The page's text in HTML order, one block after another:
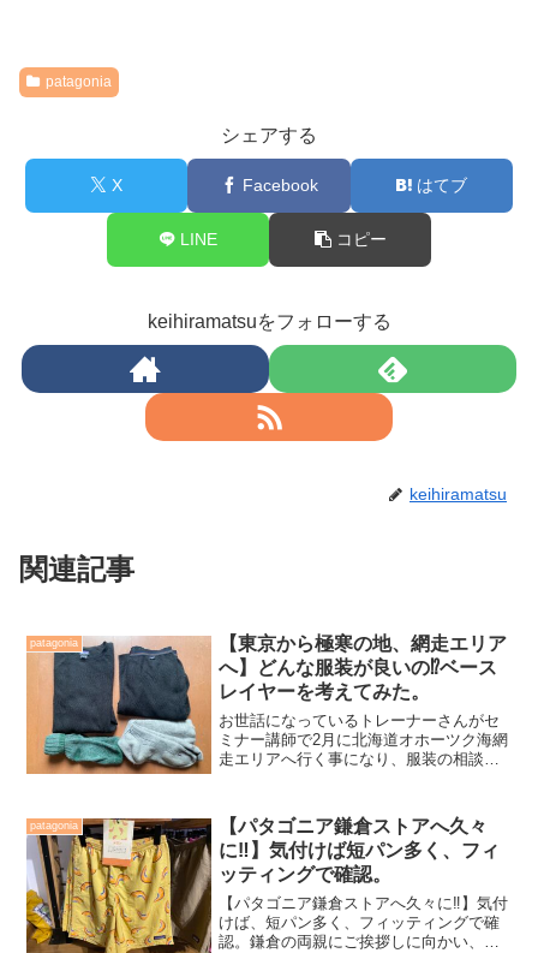
patagonia
シェアする
X Facebook はてブ
LINE コピー
keihiramatsuをフォローする
keihiramatsu
関連記事
patagonia
【東京から極寒の地、網走エリア
へ】どんな服装が良いの⁉️ベース
レイヤーを考えてみた。
お世話になっているトレーナーさんがセ
ミナー講師で2月に北海道オホーツク海網
走エリアへ行く事になり、服装の相談を
はよく通っていますが、あらためてどん
な服装で、と言われると...
patagonia
【パタゴニア鎌倉ストアへ久々
に‼️】気付けば短パン多く、フィ
ッティングで確認。
【パタゴニア鎌倉ストアへ久々に‼️】気付
けば、短パン多く、フィッティングで確
認。鎌倉の両親にご挨拶しに向かい、用